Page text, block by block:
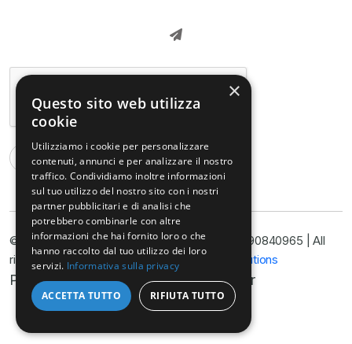
© Copyright © Armella Law Firm, VAT No. 11090840965 | All
rights reserved 2025 | Developed by Nyx Solutions
Privacy PolicyCookie PolicyDisclaimer
Questo sito web utilizza
Utilizziamo i cookie per personalizzare
contenuti, annunci e per analizzare il nostro
sul tuo utilizzo del nostro sito con i nostri
partner pubblicitari e di analisi che
potrebbero combinarle con altre
informazioni che hai fornito loro o che
hanno raccolto dal tuo utilizzo dei loro
servizi.Informativa sulla privacy
ACCETTA TUTTO RIFIUTA TUTTO